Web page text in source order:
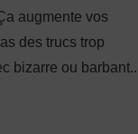
augmente vos
des trucs trop
bizarre ou barbant..